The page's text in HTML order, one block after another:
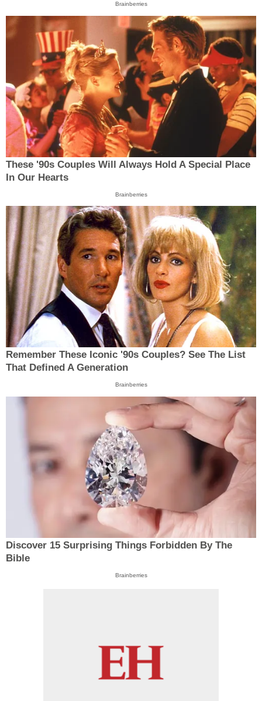
Brainberries
These '90s Couples Will Always Hold A Special Place
In Our Hearts
Brainberries
Remember These Iconic '90s Couples? See The List
That Defined A Generation
Brainberries
Discover 15 Surprising Things Forbidden By The
Bible
Brainberries